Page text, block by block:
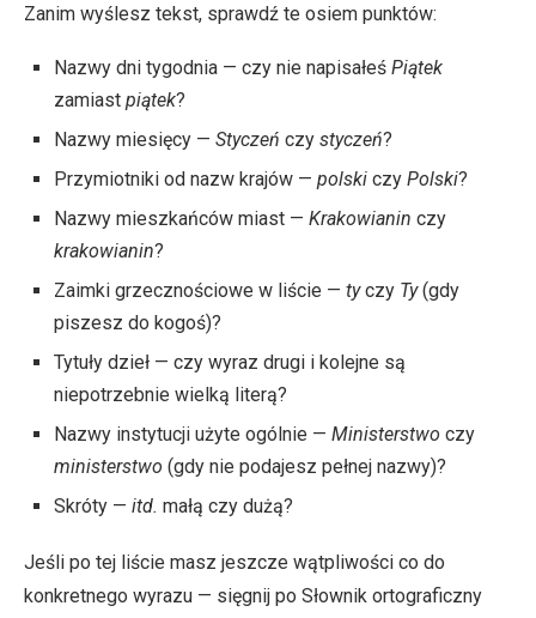
Zanim wyślesz tekst, sprawdź te osiem punktów:
Nazwy dni tygodnia — czy nie napisałeś Piątek
zamiast piątek?
Nazwy miesięcy — Styczeń czy styczeń?
Przymiotniki od nazw krajów — polski czy Polski?
Nazwy mieszkańców miast — Krakowianin czy
krakowianin?
Zaimki grzecznościowe w liście — tyczy Ty(gdy
piszesz do kogoś)?
Tytuły dzieł — czy wyraz drugi i kolejne są
niepotrzebnie wielką literą?
Nazwy instytucji użyte ogólnie — Ministerstwo czy
ministerstwo (gdy nie podajesz pełnej nazwy)?
Skróty — itd. małą czy dużą?
Jeśli po tej liście masz jeszcze wątpliwości co do
konkretnego wyrazu — sięgnij po Słownik ortograficzny